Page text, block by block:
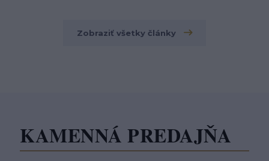
Zobraziť všetky články
KAMENNÁ PREDAJŇA